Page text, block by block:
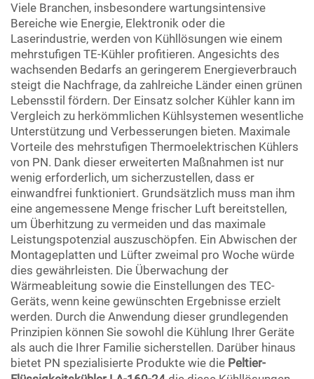
Viele Branchen, insbesondere wartungsintensive
Bereiche wie Energie, Elektronik oder die
Laserindustrie, werden von Kühllösungen wie einem
mehrstufigen TE-Kühler profitieren. Angesichts des
wachsenden Bedarfs an geringerem Energieverbrauch
steigt die Nachfrage, da zahlreiche Länder einen grünen
Lebensstil fördern. Der Einsatz solcher Kühler kann im
Vergleich zu herkömmlichen Kühlsystemen wesentliche
Unterstützung und Verbesserungen bieten. Maximale
Vorteile des mehrstufigen Thermoelektrischen Kühlers
von PN. Dank dieser erweiterten Maßnahmen ist nur
wenig erforderlich, um sicherzustellen, dass er
einwandfrei funktioniert. Grundsätzlich muss man ihm
eine angemessene Menge frischer Luft bereitstellen,
um Überhitzung zu vermeiden und das maximale
Leistungspotenzial auszuschöpfen. Ein Abwischen der
Montageplatten und Lüfter zweimal pro Woche würde
dies gewährleisten. Die Überwachung der
Wärmeableitung sowie die Einstellungen des TEC-
Geräts, wenn keine gewünschten Ergebnisse erzielt
werden. Durch die Anwendung dieser grundlegenden
Prinzipien können Sie sowohl die Kühlung Ihrer Geräte
als auch die Ihrer Familie sicherstellen. Darüber hinaus
bietet PN spezialisierte Produkte wie die Peltier-